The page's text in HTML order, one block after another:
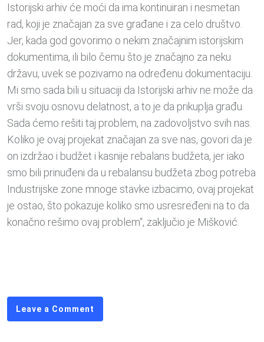
Istorijski arhiv će moći da ima kontinuiran i nesmetan
rad, koji je značajan za sve građane i za celo društvo.
Jer, kada god govorimo o nekim značajnim istorijskim
dokumentima, ili bilo čemu što je značajno za neku
državu, uvek se pozivamo na određenu dokumentaciju.
Mi smo sada bili u situaciji da Istorijski arhiv ne može da
vrši svoju osnovu delatnost, a to je da prikuplja građu.
Sada ćemo rešiti taj problem, na zadovoljstvo svih nas.
Koliko je ovaj projekat značajan za sve nas, govori da je
on izdržao i budžet i kasnije rebalans budžeta, jer iako
smo bili prinuđeni da u rebalansu budžeta zbog potreba
Industrijske zone mnoge stavke izbacimo, ovaj projekat
je ostao, što pokazuje koliko smo usresređeni na to da
konačno rešimo ovaj problem“, zaključio je Mišković.
Leave a Comment